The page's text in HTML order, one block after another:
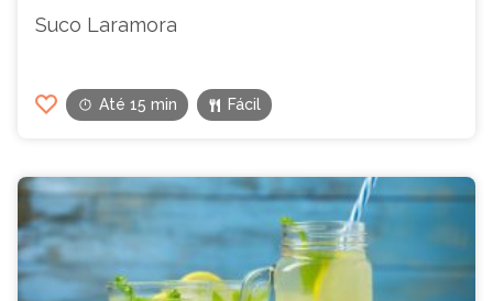
Suco Laramora
Até 15 min Fácil